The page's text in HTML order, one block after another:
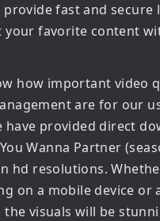
fast and secure
your favorite content
how important video
are for our
have provided direct
Wanna Partner
hd resolutions.
on a mobile device or
the visuals will be